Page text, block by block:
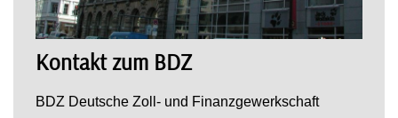
Kontakt zum BDZ
BDZ Deutsche Zoll- und Finanzgewerkschaft